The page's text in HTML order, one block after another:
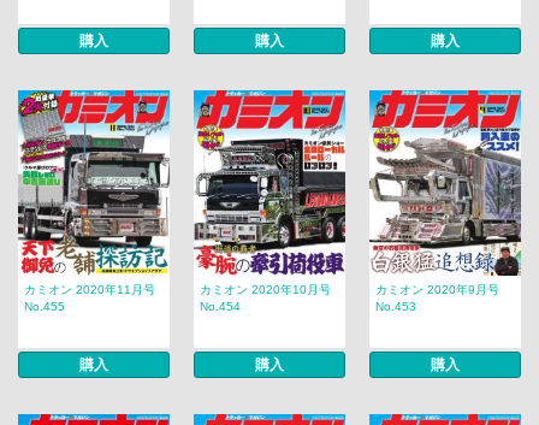
購入 購入 購入
カミオン 2020年11月号
No.455
購入
カミオン 2020年10月号
No.454
購入
カミオン 2020年9月号
No.453
購入